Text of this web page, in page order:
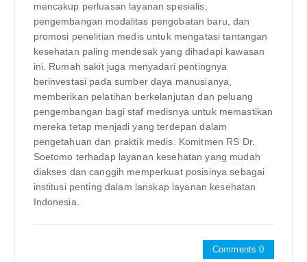
mencakup perluasan layanan spesialis,
pengembangan modalitas pengobatan baru, dan
promosi penelitian medis untuk mengatasi tantangan
kesehatan paling mendesak yang dihadapi kawasan
ini. Rumah sakit juga menyadari pentingnya
berinvestasi pada sumber daya manusianya,
memberikan pelatihan berkelanjutan dan peluang
pengembangan bagi staf medisnya untuk memastikan
mereka tetap menjadi yang terdepan dalam
pengetahuan dan praktik medis. Komitmen RS Dr.
Soetomo terhadap layanan kesehatan yang mudah
diakses dan canggih memperkuat posisinya sebagai
institusi penting dalam lanskap layanan kesehatan
Indonesia.
Comments 0